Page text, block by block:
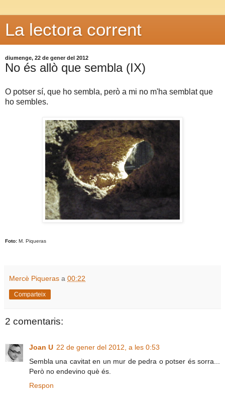
La lectora corrent
diumenge, 22 de gener del 2012
No és allò que sembla (IX)
O potser sí, que ho sembla, però a mi no m'ha semblat que
ho sembles.
Foto: M. Piqueras
Mercè Piqueras a 00:22
Comparteix
2 comentaris:
Joan U 22 de gener del 2012, a les 0:53
Sembla una cavitat en un mur de pedra o potser és sorra...
Però no endevino què és.
Respon